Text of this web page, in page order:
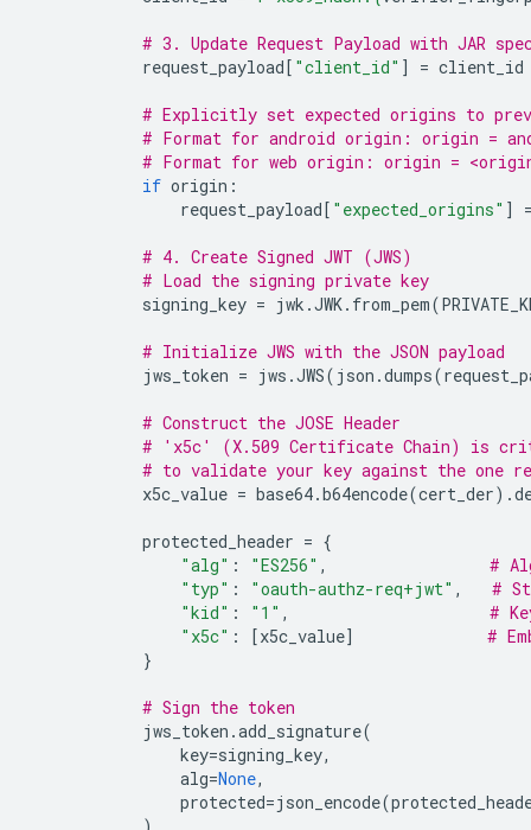
# 3. Update Request Payload with JAR
request_payload[ "client_id" ] = client_id
# Explicitly set expected origins to
# Format for android origin: origin =
# Format for web origin: origin =
if origin :
request_payload[ "expected_origins" ]
# 4. Create Signed JWT (JWS)
# Load the signing private key
signing_key = jwk .JWK. from_pem(
# Initialize JWS with the JSON payload
jws_token = jws .JWS( json .dumps(
# Construct the JOSE Header
# 'x5c' (X.509 Certificate Chain) is
# to validate your key against the one
x5c_value = base64.b64encode(cert_der) .
protected_header = {
"alg" : "ES256" ,
#
"typ" : "oauth-authz-req+jwt" ,
#
"kid" : "1" ,
#
"x5c" : [x5c_value]
#
}
# Sign the token
jws_token .add_signature(
key=signing_key,
alg=None,
protected=json_encode(